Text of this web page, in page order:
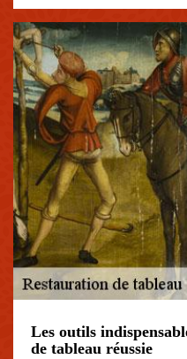
Les outils
de tableau réussie